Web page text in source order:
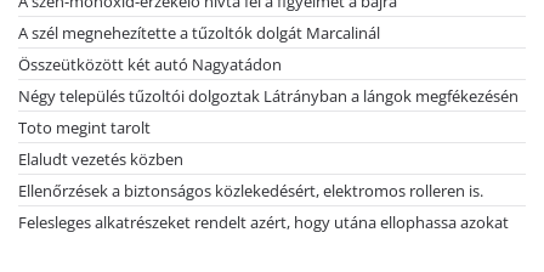
A szél megnehezítette a tűzoltók dolgát Marcalinál
Összeütközött két autó Nagyatádon
Négy település tűzoltói dolgoztak Látrányban a lángok megfékezésén
Toto megint tarolt
Elaludt vezetés közben
Ellenőrzések a biztonságos közlekedésért, elektromos rolleren is.
Felesleges alkatrészeket rendelt azért, hogy utána ellophassa azokat